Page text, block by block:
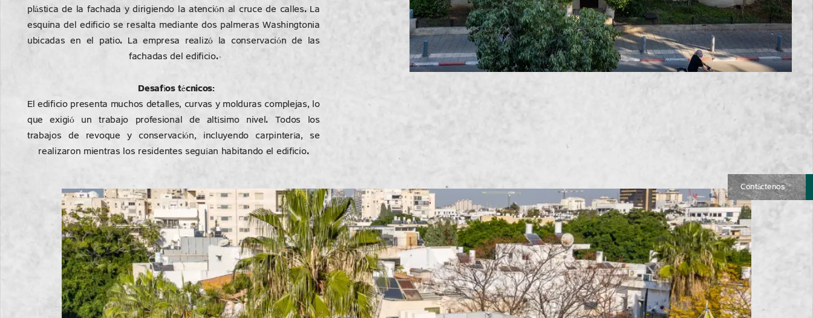
plástica de la fachada y dirigiendo la atención al cruce de calles. La
esquina del edificio se resalta mediante dos palmeras Washingtonia
ubicadas en el patio. La empresa realizó la conservación de las
fachadas del edificio.
Desafíos técnicos:
El edificio presenta muchos detalles, curvas y molduras complejas, lo
que exigió un trabajo profesional de altísimo nivel. Todos los
trabajos de revoque y conservación, incluyendo carpintería, se
realizaron mientras los residentes seguían habitando el edificio.
Contáctenos